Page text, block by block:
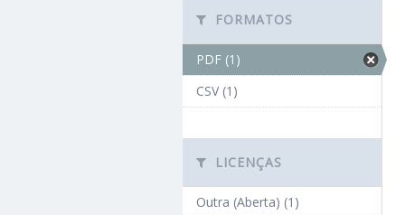
FORMATOS
PDF (1)
CSV (1)
LICENÇAS
Outra (Aberta) (1)